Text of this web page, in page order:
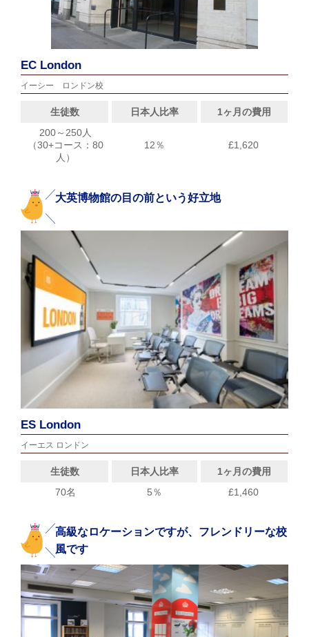
EC London
イーシー ロンドン校
生徒数 日本人比率
1ヶ月の費用
200～250人
（30+コース：80
人）
12％ £1,620
大英博物館の目の前という好立地
ES London
イーエス ロンドン
生徒数 日本人比率
1ヶ月の費用
70名
5％ £1,460
高級なロケーションですが、フレンドリーな校
風です